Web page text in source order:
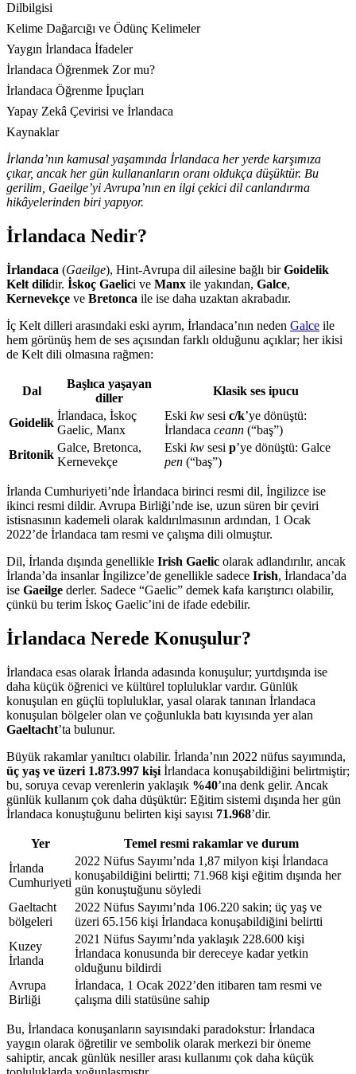
Dilbilgisi
Kelime Dağarcığı ve Ödünç Kelimeler
Yaygın İrlandaca İfadeler
İrlandaca Öğrenmek Zor mu?
İrlandaca Öğrenme İpuçları
Yapay Zekâ Çevirisi ve İrlandaca
Kaynaklar
İrlanda’nın kamusal yaşamında İrlandaca her yerde karşımıza
çıkar, ancak her gün kullananların oranı oldukça düşüktür. Bu
gerilim, Gaeilge’yi Avrupa’nın en ilgi çekici dil canlandırma
hikâyelerinden biri yapıyor.
İrlandaca Nedir?
İrlandaca (Gaeilge), Hint-Avrupa dil ailesine bağlı birGoidelik
Kelt dilidir. İskoç Gaelici ve Manx ile yakından, Galce,
Kernevekçe ve Bretonca ile ise daha uzaktan akrabadır.
İç Kelt dilleri arasındaki eski ayrım, İrlandaca’nın neden Galce ile
hem görünüş hem de ses açısından farklı olduğunu açıklar; her ikisi
de Kelt dili olmasına rağmen:
Dal
Başlıca yaşayan
diller
Klasik ses ipucu
Goidelik
İrlandaca, İskoç
Gaelic, Manx
Eski kw sesi c/k’ye dönüştü:
İrlandaca ceann (“baş”)
Britonik
Galce, Bretonca,
Kernevekçe
Eski kw sesi p’ye dönüştü: Galce
pen (“baş”)
İrlanda Cumhuriyeti’nde İrlandaca birinci resmi dil, İngilizce ise
ikinci resmi dildir. Avrupa Birliği’nde ise, uzun süren bir çeviri
istisnasının kademeli olarak kaldırılmasının ardından, 1 Ocak
2022’de İrlandaca tam resmi ve çalışma dili olmuştur.
Dil, İrlanda dışında genellikle Irish Gaelic olarak adlandırılır, ancak
İrlanda’da insanlar İngilizce’de genellikle sadece Irish, İrlandaca’da
ise Gaeilge derler. Sadece “Gaelic” demek kafa karıştırıcı olabilir,
çünkü bu terim İskoç Gaelic’ini de ifade edebilir.
İrlandaca Nerede Konuşulur?
İrlandaca esas olarak İrlanda adasında konuşulur; yurtdışında ise
daha küçük öğrenici ve kültürel topluluklar vardır. Günlük
konuşulan en güçlü topluluklar, yasal olarak tanınan İrlandaca
konuşulan bölgeler olan ve çoğunlukla batı kıyısında yer alan
Gaeltacht’ta bulunur.
Büyük rakamlar yanıltıcı olabilir. İrlanda’nın 2022 nüfus sayımında,
üç yaş ve üzeri 1.873.997 kişi İrlandaca konuşabildiğini belirtmiştir;
bu, soruya cevap verenlerin yaklaşık %40’ına denk gelir. Ancak
günlük kullanım çok daha düşüktür: Eğitim sistemi dışında her gün
İrlandaca konuştuğunu belirten kişi sayısı 71.968’dir.
Yer
Temel resmi rakamlar ve durum
İrlanda
Cumhuriyeti
2022 Nüfus Sayımı’nda 1,87 milyon kişi İrlandaca
konuşabildiğini belirtti; 71.968 kişi eğitim dışında her
gün konuştuğunu söyledi
Gaeltacht
bölgeleri
2022 Nüfus Sayımı’nda 106.220 sakin; üç yaş ve
üzeri 65.156 kişi İrlandaca konuşabildiğini belirtti
Kuzey
İrlanda
2021 Nüfus Sayımı’nda yaklaşık 228.600 kişi
İrlandaca konusunda bir dereceye kadar yetkin
olduğunu bildirdi
Avrupa
Birliği
İrlandaca, 1 Ocak 2022’den itibaren tam resmi ve
çalışma dili statüsüne sahip
Bu, İrlandaca konuşanların sayısındaki paradokstur: İrlandaca
yaygın olarak öğretilir ve sembolik olarak merkezi bir öneme
sahiptir, ancak günlük nesiller arası kullanımı çok daha küçük